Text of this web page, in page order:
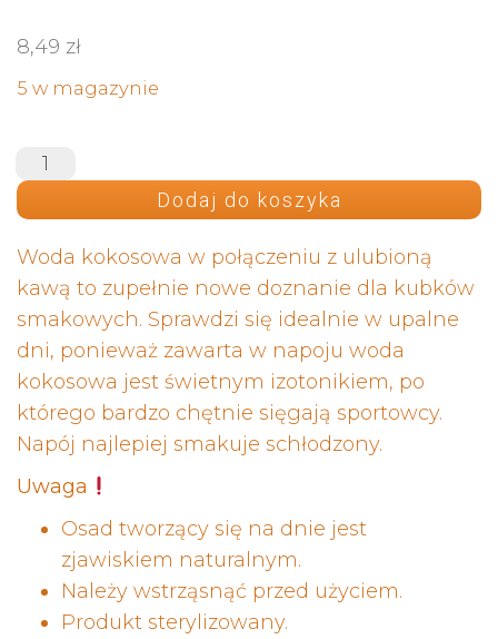
8,49 zł
5 w magazynie
Dodaj do koszyka
Woda kokosowa w połączeniu z ulubioną
kawą to zupełnie nowe doznanie dla kubków
smakowych. Sprawdzi się idealnie w upalne
dni, ponieważ zawarta w napoju woda
kokosowa jest świetnym izotonikiem, po
którego bardzo chętnie sięgają sportowcy.
Napój najlepiej smakuje schłodzony.
Uwaga
Osad tworzący się na dnie jest
zjawiskiem naturalnym.
Należy wstrząsnąć przed użyciem.
Produkt sterylizowany.